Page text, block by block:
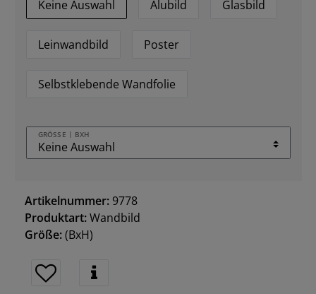
Keine Auswahl
Alubild Glasbild
Leinwandbild Poster
Selbstklebende Wandfolie
GRÖSSE | BXH
Artikelnummer: 9778
Produktart:Wandbild
Größe:(BxH)